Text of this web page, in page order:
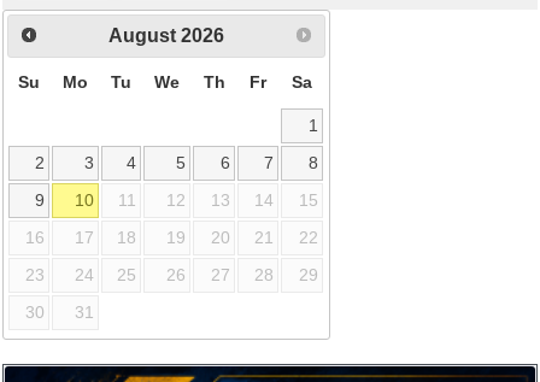
August 2026
Su Mo Tu We Th Fr Sa
1
2
3 4 5 6 7
8
9
10 11 12 13 14
15
16
17 18 19 20 21
22
23
24 25 26 27 28
29
30
31